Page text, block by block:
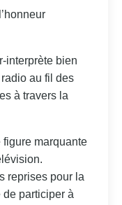
interprète bien
au fil des
à travers la
figure marquante
reprises pour la
participer à